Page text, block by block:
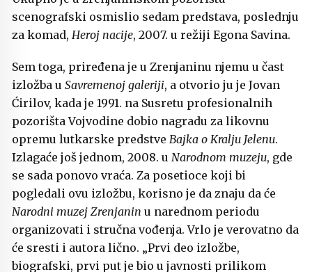
scenografski osmislio sedam predstava, poslednju
za komad, Heroj nacije, 2007. u režiji Egona Savina.
Sem toga, priređena je u Zrenjaninu njemu u čast
izložba u Savremenoj galeriji, a otvorio ju je Jovan
Ćirilov, kada je 1991. na Susretu profesionalnih
pozorišta Vojvodine dobio nagradu za likovnu
opremu lutkarske predstve Bajka o Kralju Jelenu.
Izlagaće još jednom, 2008. u Narodnom muzeju, gde
se sada ponovo vraća. Za posetioce koji bi
pogledali ovu izložbu, korisno je da znaju da će
Narodni muzej Zrenjanin u narednom periodu
organizovati i stručna vođenja. Vrlo je verovatno da
će sresti i autora lično. „Prvi deo izložbe,
biografski, prvi put je bio u javnosti prilikom